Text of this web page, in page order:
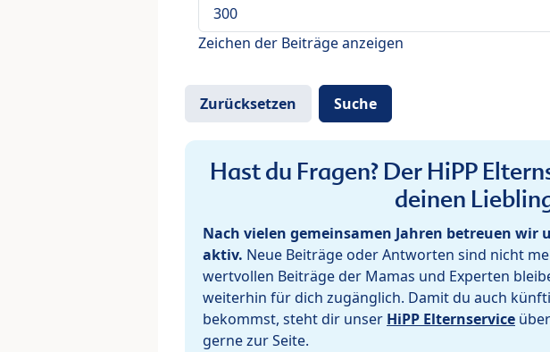
Zeichen der Beiträge anzeigen
Hast du Fragen? Der HiPP
deinen
Nach vielen gemeinsamen Jahren betreuen wir
aktiv. Neue Beiträge oder Antworten sind nicht
wertvollen Beiträge der Mamas und Experten
weiterhin für dich zugänglich. Damit du auch
bekommst, steht dir unser HiPP Elternservice
gerne zur Seite.